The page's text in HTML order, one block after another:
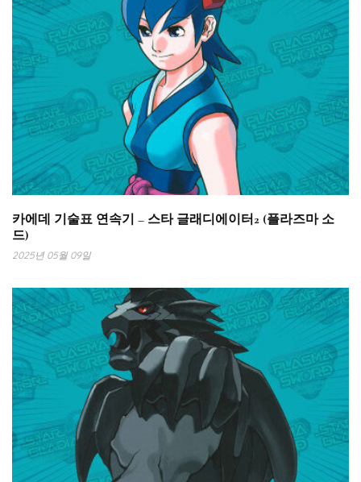
카에데 기술표 연속기 – 스타 글래디에이터2 (플라즈마 소
드)
2025년 05월 09일